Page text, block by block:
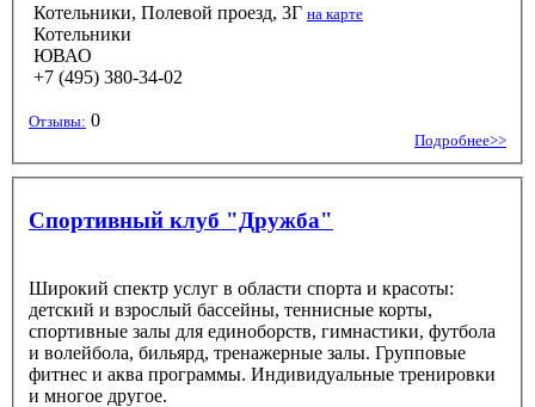
Котельники, Полевой проезд, 3Г на карте
Котельники
ЮВАО
+7 (495) 380-34-02
Отзывы: 0
Подробнее>>
Спортивный клуб "Дружба"
Широкий спектр услуг в области спорта и красоты:
детский и взрослый бассейны, теннисные корты,
спортивные залы для единоборств, гимнастики, футбола
и волейбола, бильярд, тренажерные залы. Групповые
фитнес и аква программы. Индивидуальные тренировки
и многое другое.